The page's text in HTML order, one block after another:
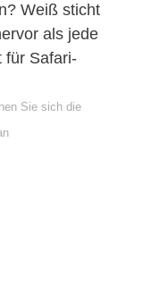
Weiß sticht
als jede
für Safari-
Sie sich die